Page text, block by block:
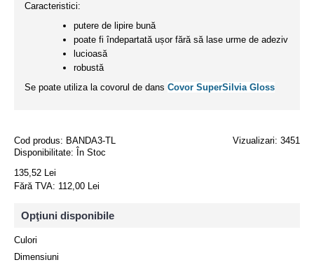
Caracteristici:
putere de lipire bună
poate fi îndepartată ușor fără să lase urme de adeziv
lucioasă
robustă
Se poate utiliza la covorul de dans Covor SuperSilvia Gloss
Vizualizari: 3451
Cod produs: BANDA3-TL
Disponibilitate: În Stoc
135,52 Lei
Fără TVA: 112,00 Lei
Opţiuni disponibile
Culori
Dimensiuni